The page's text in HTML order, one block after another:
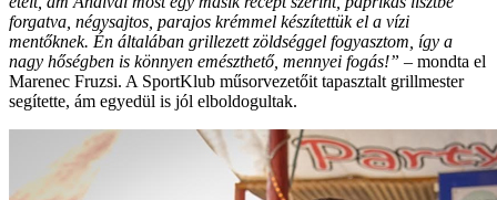
forgatva, négysajtos, parajos krémmel készítettük el a vízi
mentőknek. Én általában grillezett zöldséggel fogyasztom, így a
nagy hőségben is könnyen emészthető, mennyei fogás!” – mondta el
Marenec Fruzsi. A SportKlub műsorvezetőit tapasztalt grillmester
segítette, ám egyedül is jól elboldogultak.